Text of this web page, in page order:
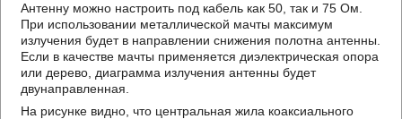
Антенну можно настроить под кабель как 50, так и 75 Ом.
При использовании металлической мачты максимум
излучения будет в направлении снижения полотна антенны.
Если в качестве мачты применяется диэлектрическая опора
или дерево, диаграмма излучения антенны будет
двунаправленная.
На рисунке видно, что центральная жила коаксиального